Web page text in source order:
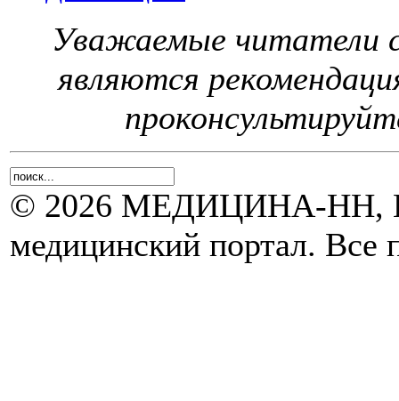
Уважаемые читатели
являются
© 2026 МЕДИЦИНА-НН,
медицинский портал. Все